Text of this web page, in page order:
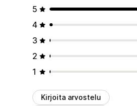
5
4
3
2
1
Kirjoita arvostelu